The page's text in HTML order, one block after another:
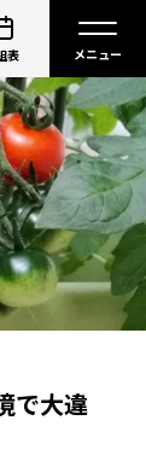
表
で大違